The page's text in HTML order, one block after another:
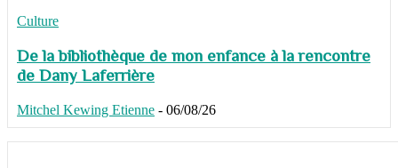
Culture
De la bibliothèque de mon enfance à la rencontre
de Dany Laferrière
Mitchel Kewing Etienne - 06/08/26